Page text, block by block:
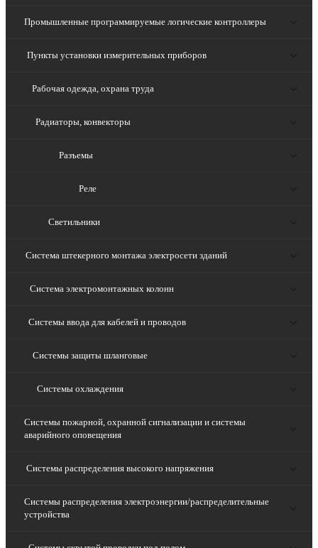
Промышленные программируемые логические контроллеры
Пункты установки измерительных приборов
Рабочая одежда, охрана труда
Радиаторы, конвекторы
Разъемы
Реле
Светильники
Система штекерного монтажа электросети зданий
Система электромонтажных колонн
Системы ввода для кабелей и проводов
Системы защиты шланговые
Системы охлаждения
Системы пожарной, охранной сигнализации и системы
аварийного оповещения
Системы распределения высокого напряжения
Системы распределения электроэнергии/распределительные
устройства